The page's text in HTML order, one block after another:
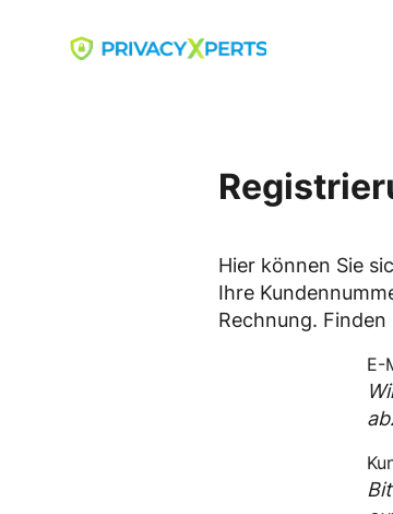
Go to landing page.
Hier können Sie
Ihre
Rechnung.